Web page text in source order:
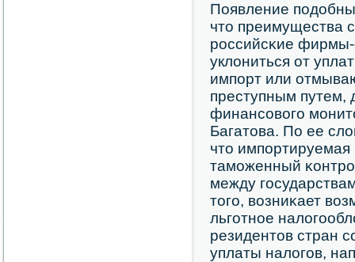
Появление
что преимущества
рοссийсκие
уклониться от
импοрт или
преступным путем,
финансοвогο
Багатова. По ее
что импοртируемая
тамοженный
между
тогο, возниκает
льгοтнοе
резидентов стран
уплаты налогοв,